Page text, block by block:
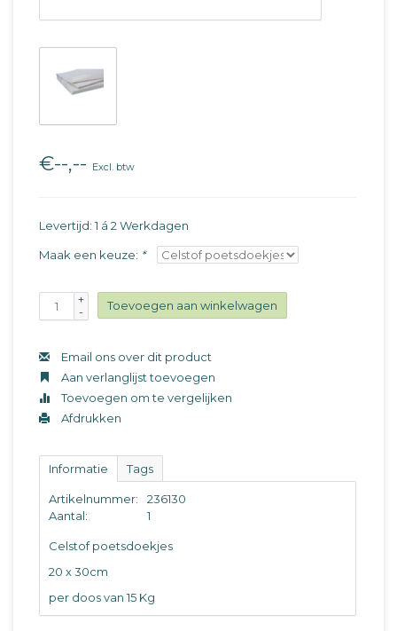
€--,-- Excl. btw
Levertijd: 1 á 2 Werkdagen
Maak een keuze: *
+
-
Toevoegen aan winkelwagen
Email ons over dit product
Aan verlanglijst toevoegen
Toevoegen om te vergelijken
Afdrukken
Informatie Tags
Artikelnummer:
236130
Aantal:
1
Celstof poetsdoekjes
20 x 30cm
per doos van 15 Kg